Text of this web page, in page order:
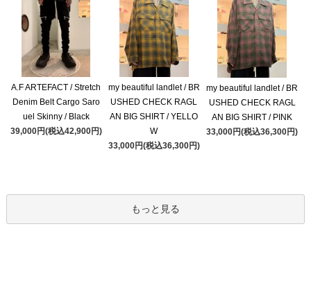
A.F ARTEFACT / Stretch
Denim Belt Cargo Saro
uel Skinny / Black
39,000円(税込42,900円)
my beautiful landlet / BR
USHED CHECK RAGL
AN BIG SHIRT / YELLO
W
33,000円(税込36,300円)
my beautiful landlet / BR
USHED CHECK RAGL
AN BIG SHIRT / PINK
33,000円(税込36,300円)
もっと見る